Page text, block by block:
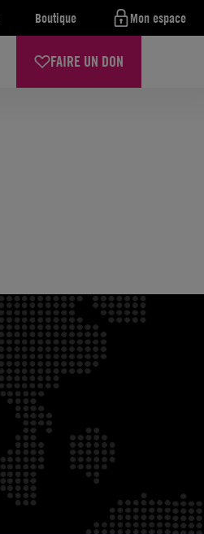
Boutique Mon espace
FAIRE UN DON